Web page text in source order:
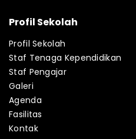
Profil Sekolah
Profil Sekolah
Staf Tenaga Kependidikan
Staf Pengajar
Galeri
Agenda
Fasilitas
Kontak